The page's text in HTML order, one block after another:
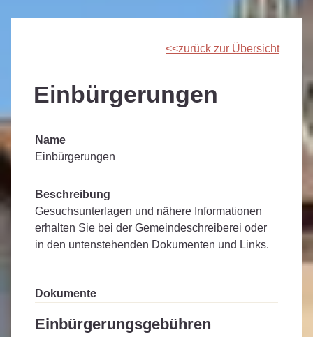
zurück zur Übersicht
Einbürgerungen
Name
Einbürgerungen
Beschreibung
Gesuchsunterlagen und nähere Informationen
erhalten Sie bei der Gemeindeschreiberei oder
in den untenstehenden Dokumenten und Links.
Dokumente
Einbürgerungsgebühren